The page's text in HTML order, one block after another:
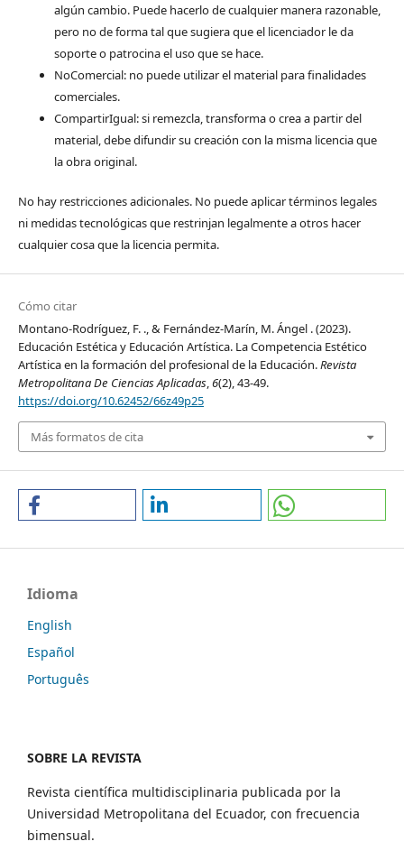
algún cambio. Puede hacerlo de cualquier manera razonable,
pero no de forma tal que sugiera que el licenciador le da
soporte o patrocina el uso que se hace.
NoComercial: no puede utilizar el material para finalidades
comerciales.
CompartirIgual: si remezcla, transforma o crea a partir del
material, debe difundir su creación con la misma licencia que
la obra original.
No hay restricciones adicionales. No puede aplicar términos legales
ni medidas tecnológicas que restrinjan legalmente a otros hacer
cualquier cosa que la licencia permita.
Cómo citar
Montano-Rodríguez, F. ., & Fernández-Marín, M. Ángel . (2023).
Educación Estética y Educación Artística. La Competencia Estético
Artística en la formación del profesional de la Educación.Revista
Metropolitana De Ciencias Aplicadas,6(2), 43-49.
https://doi.org/10.62452/66z49p25
Más formatos de cita
Idioma
English
Español
Português
SOBRE LA REVISTA
Revista científica multidisciplinaria publicada por la
Universidad Metropolitana del Ecuador, con frecuencia
bimensual.